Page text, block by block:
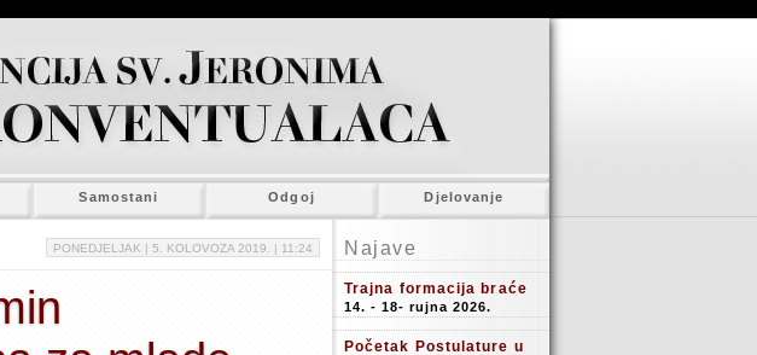
Samostani Odgoj Djelovanje
PONEDJELJAK | 5. KOLOVOZA 2019. | 11:24 Najave
Trajna formacija braće
14. - 18- rujna 2026.
Početak Postulature u